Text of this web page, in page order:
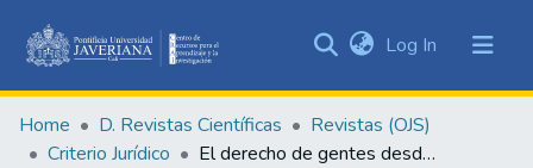
&
Collections
Log In (current)
Home D. Revistas Científicas
Revistas (OJS)
Criterio Jurídico
El derecho de gentes desde la perspectiva de John Rawls